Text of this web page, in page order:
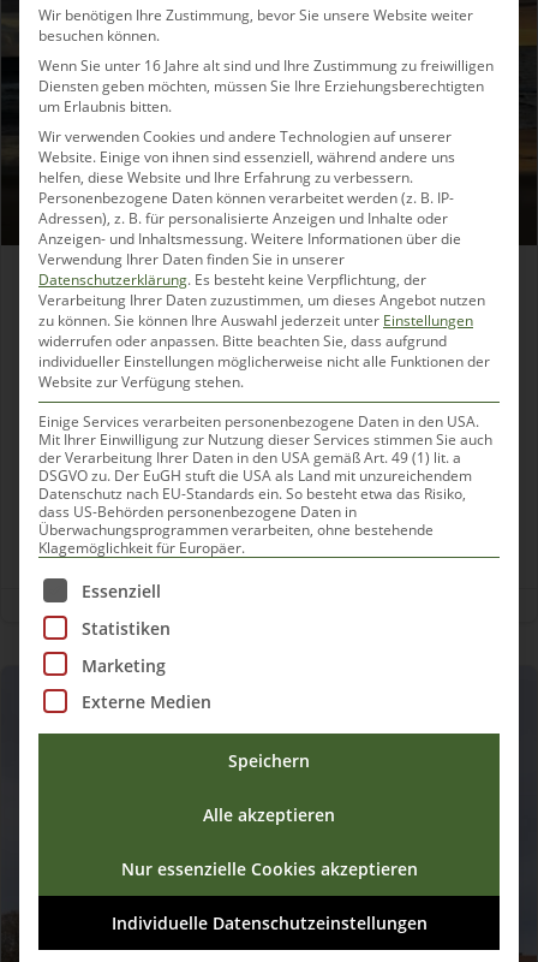
NACHHALTIGER IM HAUSHALT,
LEICHT GEMACHT
Dieser Artikel enthält Werbung aufgrund einer bezahlten
Kooperation Von Jahr zu Jahr wird deutlicher, dass wir alle
nachhaltiger leben müssen, um die Erde und nachfolgende
Generationen nicht in eine Vollkatastrophe rennen zu
lassen. Riesige Plastikstrudel machen...
mehr lesen
MÄRZ 30, 2021
München Tipps Outdoor
Wir benötigen Ihre Zustimmung, bevor Sie unsere Website weiter
besuchen können.
Wenn Sie unter 16 Jahre alt sind und Ihre Zustimmung zu freiwilligen
Diensten geben möchten, müssen Sie Ihre Erziehungsberechtigten
um Erlaubnis bitten.
Wir verwenden Cookies und andere Technologien auf unserer
Website. Einige von ihnen sind essenziell, während andere uns
helfen, diese Website und Ihre Erfahrung zu verbessern.
Personenbezogene Daten können verarbeitet werden (z. B. IP-
Adressen), z. B. für personalisierte Anzeigen und Inhalte oder
Anzeigen- und Inhaltsmessung.Weitere Informationen über die
Verwendung Ihrer Daten finden Sie in unserer
Datenschutzerklärung. Es besteht keine Verpflichtung, der
Verarbeitung Ihrer Daten zuzustimmen, um dieses Angebot nutzen
zu können.Sie können Ihre Auswahl jederzeit unter Einstellungen
widerrufen oder anpassen. Bitte beachten Sie, dass aufgrund
individueller Einstellungen möglicherweise nicht alle Funktionen der
Website zur Verfügung stehen.
Einige Services verarbeiten personenbezogene Daten in den USA.
Mit Ihrer Einwilligung zur Nutzung dieser Services stimmen Sie auch
der Verarbeitung Ihrer Daten in den USA gemäß Art. 49 (1) lit. a
DSGVO zu. Der EuGH stuft die USA als Land mit unzureichendem
Datenschutz nach EU-Standards ein. So besteht etwa das Risiko,
dass US-Behörden personenbezogene Daten in
Überwachungsprogrammen verarbeiten, ohne bestehende
Klagemöglichkeit für Europäer.
Es folgt eine Liste der Service-Gruppen, für die eine
Essenziell
Statistiken
Marketing
Externe Medien
Speichern
Alle akzeptieren
Nur essenzielle Cookies akzeptieren
Individuelle Datenschutzeinstellungen